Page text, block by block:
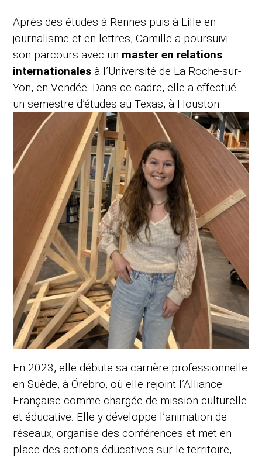
Après des études à Rennes puis à Lille en
journalisme et en lettres, Camille a poursuivi
son parcours avec un master en relations
internationales à l’Université de La Roche-sur-
Yon, en Vendée. Dans ce cadre, elle a effectué
un semestre d’études au Texas, à Houston.
En 2023, elle débute sa carrière professionnelle
en Suède, à Örebro, où elle rejoint l’Alliance
Française comme chargée de mission culturelle
et éducative. Elle y développe l’animation de
réseaux, organise des conférences et met en
place des actions éducatives sur le territoire,